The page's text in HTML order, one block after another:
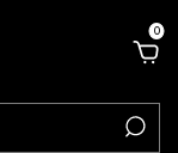
0